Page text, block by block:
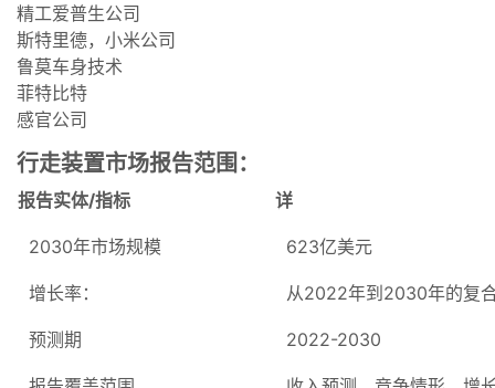
精工爱普生公司
斯特里德，小米公司
鲁莫车身技术
菲特比特
感官公司
行走装置市场报告范围：
报告实体/指标 详
2030年市场规模 623亿美元
增长率： 从2022年到2030年的复
预测期 2022-2030